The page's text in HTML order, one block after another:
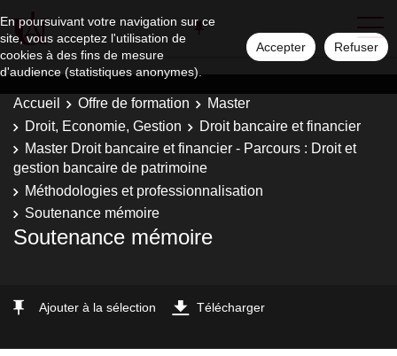
En poursuivant votre navigation sur ce
site, vous acceptez l'utilisation de
cookies à des fins de mesure
d'audience (statistiques anonymes).
Accepter Refuser
Accueil Offre de formation
Master
Droit, Economie, Gestion
Droit bancaire et financier
Master Droit bancaire et financier - Parcours : Droit et
gestion bancaire de patrimoine
Méthodologies et professionnalisation
Soutenance mémoire
Soutenance mémoire
Ajouter à la sélection Télécharger